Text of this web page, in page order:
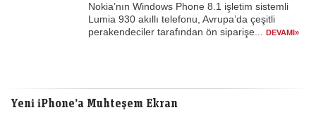
Nokia’nın Windows Phone 8.1 işletim sistemli
Lumia 930 akıllı telefonu, Avrupa’da çeşitli
perakendeciler tarafından ön siparişe...
DEVAMI»
Yeni iPhone’a Muhteşem Ekran